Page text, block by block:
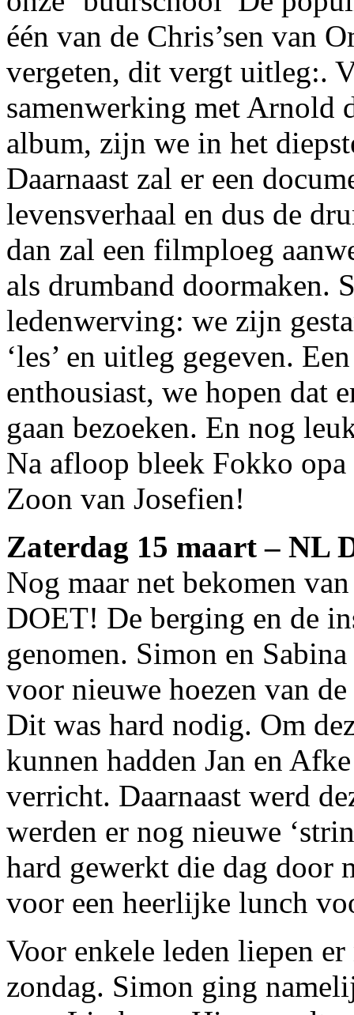
één van de Chris’sen van
vergeten, dit vergt uitleg:.
samenwerking met Arnold
album, zijn we in het
Daarnaast zal er een
levensverhaal en dus de
dan zal een filmploeg
als drumband doormaken.
ledenwerving: we zijn
‘les’ en uitleg gegeven.
enthousiast, we hopen dat
gaan bezoeken. En nog
Na afloop bleek Fokko
Zoon van Josefien!
Zaterdag 15 maart – NL
Nog maar net bekomen
DOET! De berging en de
genomen. Simon en
voor nieuwe hoezen van
Dit was hard nodig. Om
kunnen hadden Jan en
verricht. Daarnaast werd
werden er nog nieuwe
hard gewerkt die dag door
voor een heerlijke lunch
Voor enkele leden liepen
zondag. Simon ging